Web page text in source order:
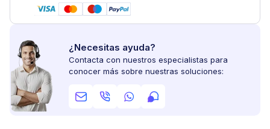
¿Necesitas ayuda?
Contacta con nuestros especialistas para
conocer más sobre nuestras soluciones: